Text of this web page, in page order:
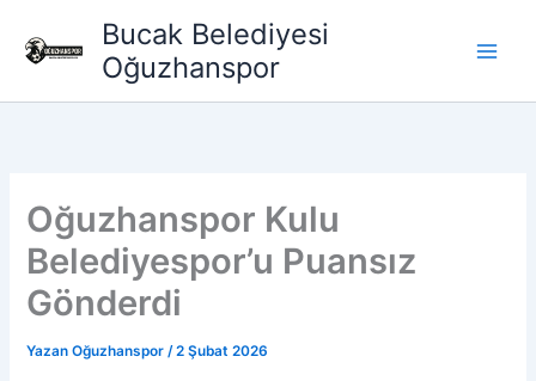
atla
Bucak Belediyesi
Oğuzhanspor
Oğuzhanspor Kulu
Belediyespor’u Puansız
Gönderdi
Yazan Oğuzhanspor/2 Şubat 2026